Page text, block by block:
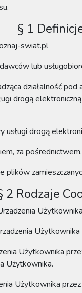
§ 1
swiat.pl
lub
działalność pod
drogą
drogą
za
2 Rodzaje
Użytkownika
Użytkownika.
Użytkownika